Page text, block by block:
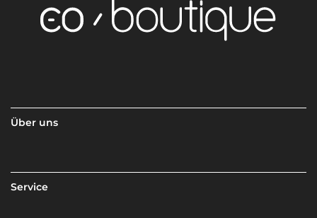
Über uns
Service